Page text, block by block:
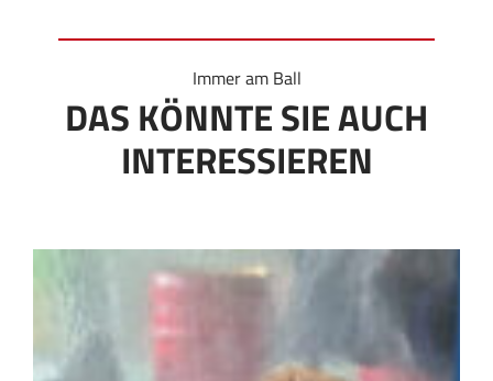
Immer am Ball
DAS KÖNNTE SIE AUCH
INTERESSIEREN